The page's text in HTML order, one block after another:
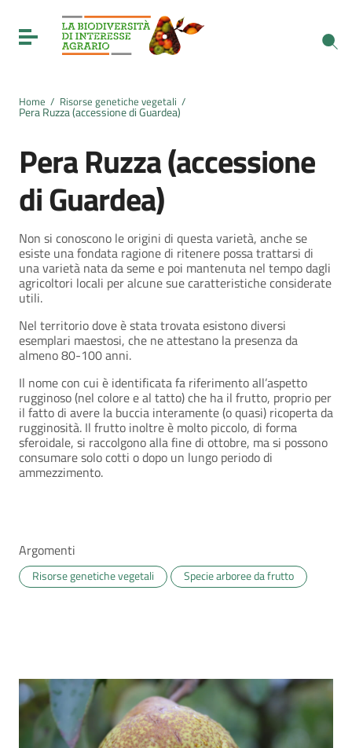
Vai al menu di navigazione
Vai al footer
Toggle navigation
Home / Risorse genetiche vegetali /
Pera Ruzza (accessione di Guardea)
Pera Ruzza (accessione
di Guardea)
Non si conoscono le origini di questa varietà, anche se
esiste una fondata ragione di ritenere possa trattarsi di
una varietà nata da seme e poi mantenuta nel tempo dagli
agricoltori locali per alcune sue caratteristiche considerate
utili.
Nel territorio dove è stata trovata esistono diversi
esemplari maestosi, che ne attestano la presenza da
almeno 80-100 anni.
Il nome con cui è identificata fa riferimento all’aspetto
rugginoso (nel colore e al tatto) che ha il frutto, proprio per
il fatto di avere la buccia interamente (o quasi) ricoperta da
rugginosità. Il frutto inoltre è molto piccolo, di forma
sferoidale, si raccolgono alla fine di ottobre, ma si possono
consumare solo cotti o dopo un lungo periodo di
ammezzimento.
Argomenti
Risorse genetiche vegetali Specie arboree da frutto